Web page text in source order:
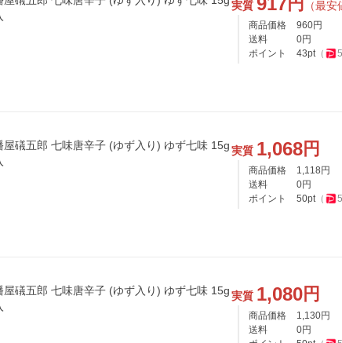
実質 （最安
商品価格 960円
送料
0円
ポイント
43pt（ 5
屋礒五郎 七味唐辛子 (ゆず入り) ゆず七味 15g実質 1,068円
商品価格 1,118 円
送料
0円
ポイント
50pt（ 5
屋礒五郎 七味唐辛子 (ゆず入り) ゆず七味 15g実質 1,080円
商品価格 1,130円
送料
0円